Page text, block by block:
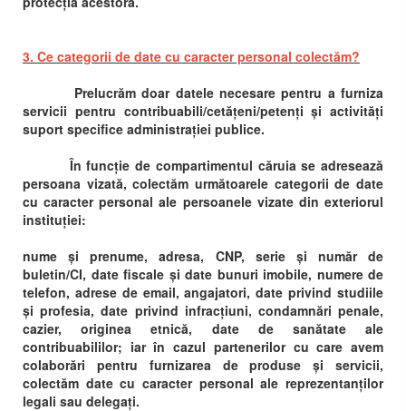
3. Ce categorii de date cu caracter personal colectăm?
Prelucrăm doar datele necesare pentru a furniza
servicii pentru contribuabili/cetățeni/petenți și activități
suport specifice administrației publice.
În funcție de compartimentul căruia se adresează
persoana vizată, colectăm următoarele categorii de date
cu caracter personal ale persoanele vizate din exteriorul
instituției:
nume și prenume, adresa, CNP, serie și număr de
buletin/CI, date fiscale și date bunuri imobile, numere de
telefon, adrese de email, angajatori, date privind studiile
și profesia, date privind infracțiuni, condamnări penale,
cazier, originea etnică, date de sanătate ale
contribuabililor; iar în cazul partenerilor cu care avem
colaborări pentru furnizarea de produse și servicii,
colectăm date cu caracter personal ale reprezentanților
legali sau delegați.